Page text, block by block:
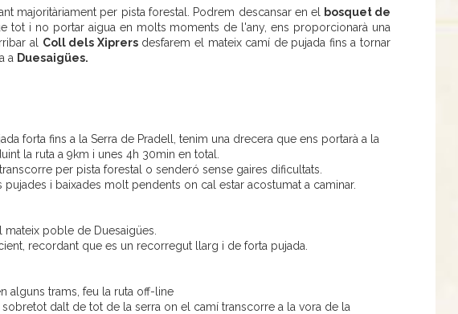
majoritàriament per pista forestal. Podrem descansar en el bosquet de
tot i no portar aigua en molts moments de l'any, ens proporcionarà una
al Coll dels Xiprersdesfarem el mateix camí de pujada fins a tornar
a Duesaigües.
forta fins a la Serra de Pradell, tenim una drecera que ens portarà a la
la ruta a 9km i unes 4h 30min en total.
per pista forestal o senderó sense gaires dificultats.
pujades i baixades molt pendents on cal estar acostumat a caminar.
mateix poble de Duesaigües.
recordant que es un recorregut llarg i de forta pujada.
alguns trams, feu la ruta off-line
dalt de tot de la serra on el camí transcorre a la vora de la